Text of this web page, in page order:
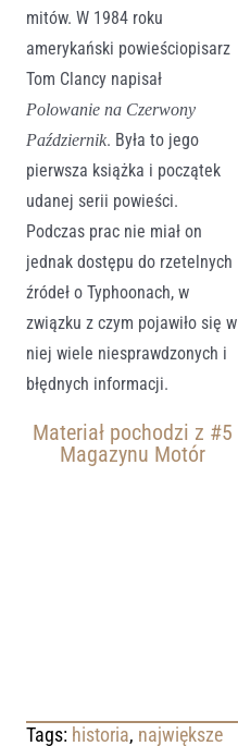
mitów. W 1984 roku
amerykański powieściopisarz
Tom Clancy napisał
Polowanie na Czerwony
Październik. Była to jego
pierwsza książka i początek
udanej serii powieści.
Podczas prac nie miał on
jednak dostępu do rzetelnych
źródeł o Typhoonach, w
związku z czym pojawiło się w
niej wiele niesprawdzonych i
błędnych informacji.
Materiał pochodzi z #5
Magazynu Motór
Tags: historia, największe